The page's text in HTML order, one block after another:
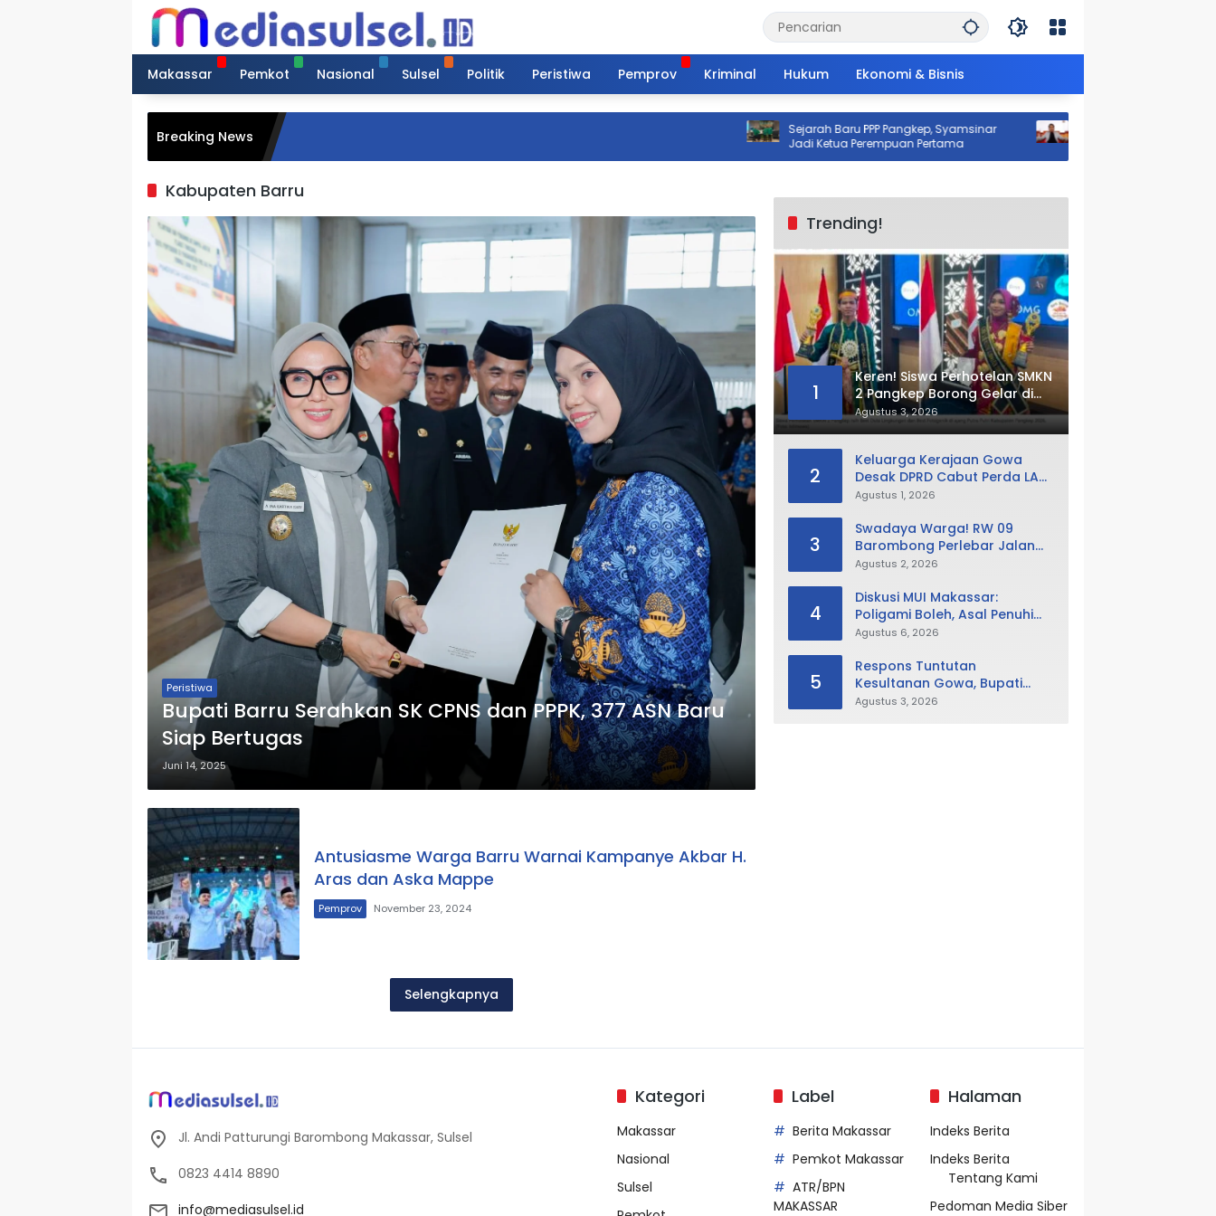
Makassar
Pemkot Nasional Sulsel Politik Peristiwa Pemprov Kriminal Hukum Ekonomi & Bisnis
Breaking News
Sejarah Baru PPP Pangkep, Syamsinar
Jadi Ketua Perempuan Pertama
Sempat Terancam Dijemput
Kajang Akhirnya Datangi Polda
Kabupaten Barru
Peristiwa
Bupati Barru Serahkan SK CPNS dan PPPK, 377 ASN Baru
Siap Bertugas
Juni 14, 2025
Antusiasme Warga Barru Warnai Kampanye Akbar H.
Aras dan Aska Mappe
Pemprov November 23, 2024
Selengkapnya
Trending!
1
Keren! Siswa Perhotelan SMKN
2 Pangkep Borong Gelar di
Putra Putri Pangkep 2026,
Sabet Best Duta Lingkungan
Agustus 3, 2026
2
Keluarga Kerajaan Gowa
Desak DPRD Cabut Perda LAD,
Istana Balla Lompoa Diminta
Agustus 1, 2026
3
Swadaya Warga! RW 09
Barombong Perlebar Jalan
Lingkungan, Minta Pemkot Tak
Agustus 2, 2026
4
Diskusi MUI Makassar:
Poligami Boleh, Asal Penuhi
Syarat Hukum Negara
Agustus 6, 2026
5
Respons Tuntutan
Kesultanan Gowa, Bupati
Husniah Buka Peluang
Agustus 3, 2026
Jl. Andi Patturungi Barombong Makassar, Sulsel
0823 4414 8890
info@mediasulsel.id
Kategori
Makassar
Nasional
Sulsel
Label
Berita Makassar
Pemkot Makassar
ATR/BPN
MAKASSAR
Halaman
Indeks Berita
Indeks Berita
Tentang Kami
Pedoman Media Siber